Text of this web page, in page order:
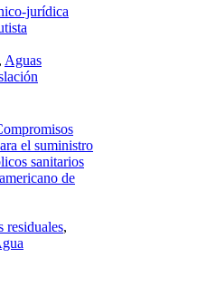
jurídica
, Aguas
el suministro
sanitarios
de
residuales,